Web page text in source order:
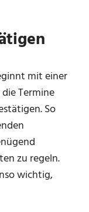
mit einer
Termine
So
zu regeln.
wichtig,